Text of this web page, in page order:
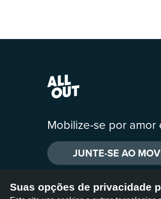
Mobilize-se por amor
JUNTE-SE AO
Suas opções de privacidade